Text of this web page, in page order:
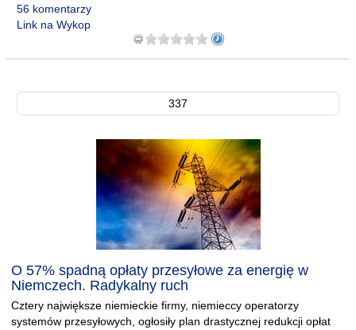
56 komentarzy
Link na Wykop
337
O 57% spadną opłaty przesyłowe za energię w
Niemczech. Radykalny ruch
Cztery największe niemieckie firmy, niemieccy operatorzy
systemów przesyłowych, ogłosiły plan drastycznej redukcji opłat